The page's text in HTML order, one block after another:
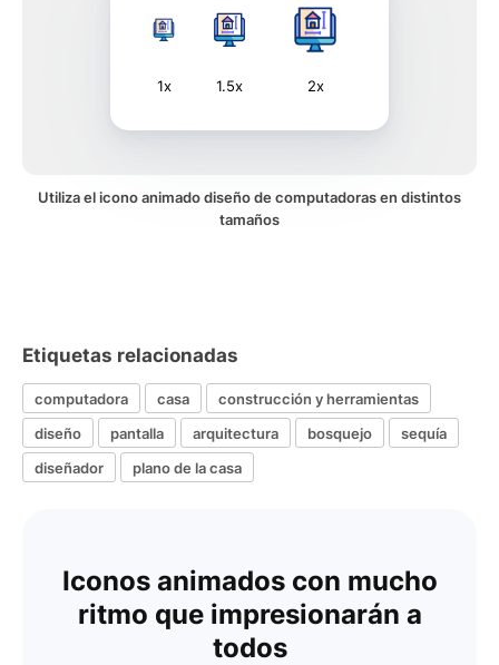
1x 1.5x 2x
Utiliza el icono animado diseño de computadoras en distintos
tamaños
Etiquetas relacionadas
computadora casa
construcción y herramientas
diseño
pantalla arquitectura bosquejo
sequía
diseñador
plano de la casa
Iconos animados con mucho
ritmo que impresionarán a
todos